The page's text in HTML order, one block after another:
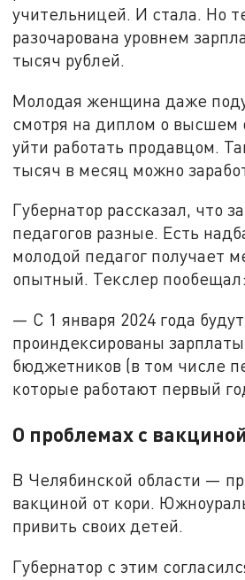
учительницей. И стала. Но
разочарована уровнем
тысяч рублей.
Молодая женщина даже
смотря на диплом о высшем
уйти работать продавцом.
тысяч в месяц можно
Губернатор рассказал, что
педагогов разные. Есть
молодой педагог получает
опытный. Текслер пообещал:
— С 1 января 2024 года будут
проиндексированы
бюджетников (в том числе
которые работают первый
О проблемах с вакциной
В Челябинской области —
вакциной от кори.
привить своих детей.
Губернатор с этим